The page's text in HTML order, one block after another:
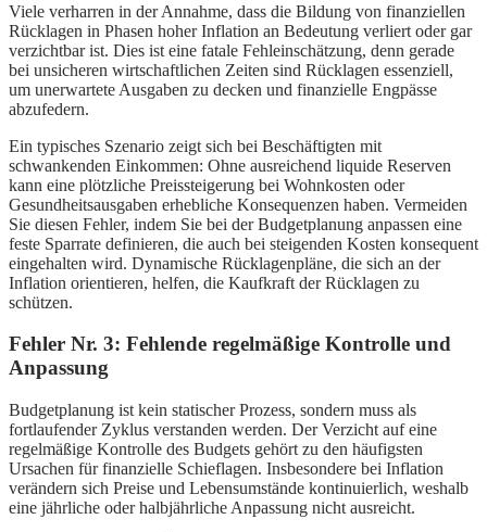
Viele verharren in der Annahme, dass die Bildung von finanziellen
Rücklagen in Phasen hoher Inflation an Bedeutung verliert oder gar
verzichtbar ist. Dies ist eine fatale Fehleinschätzung, denn gerade
bei unsicheren wirtschaftlichen Zeiten sind Rücklagen essenziell,
um unerwartete Ausgaben zu decken und finanzielle Engpässe
abzufedern.
Ein typisches Szenario zeigt sich bei Beschäftigten mit
schwankenden Einkommen: Ohne ausreichend liquide Reserven
kann eine plötzliche Preissteigerung bei Wohnkosten oder
Gesundheitsausgaben erhebliche Konsequenzen haben. Vermeiden
Sie diesen Fehler, indem Sie bei der Budgetplanung anpassen eine
feste Sparrate definieren, die auch bei steigenden Kosten konsequent
eingehalten wird. Dynamische Rücklagenpläne, die sich an der
Inflation orientieren, helfen, die Kaufkraft der Rücklagen zu
schützen.
Fehler Nr. 3: Fehlende regelmäßige Kontrolle und
Anpassung
Budgetplanung ist kein statischer Prozess, sondern muss als
fortlaufender Zyklus verstanden werden. Der Verzicht auf eine
regelmäßige Kontrolle des Budgets gehört zu den häufigsten
Ursachen für finanzielle Schieflagen. Insbesondere bei Inflation
verändern sich Preise und Lebensumstände kontinuierlich, weshalb
eine jährliche oder halbjährliche Anpassung nicht ausreicht.